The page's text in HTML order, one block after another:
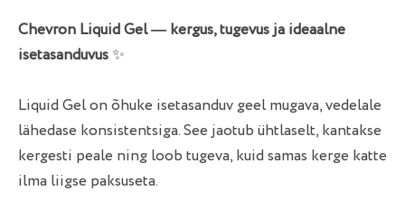
Chevron Liquid Gel — kergus, tugevus ja ideaalne
isetasanduvus ✨
Liquid Gel on õhuke isetasanduv geel mugava, vedelale
lähedase konsistentsiga. See jaotub ühtlaselt, kantakse
kergesti peale ning loob tugeva, kuid samas kerge katte
ilma liigse paksuseta.